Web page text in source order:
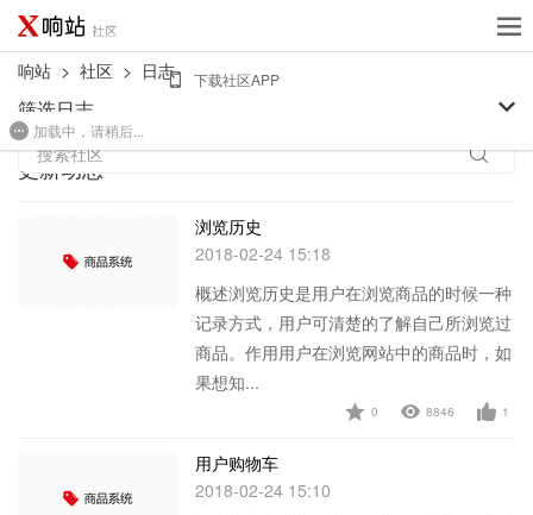
下载社区APP
搜索社区
响站 > 社区 > 日志
筛选日志
更新动态
浏览历史
2018-02-24 15:18
概述浏览历史是用户在浏览商品的时候一种
记录方式，用户可清楚的了解自己所浏览过
商品。作用用户在浏览网站中的商品时，如
果想知...
0 8846 1
用户购物车
2018-02-24 15:10
加载中，请稍后...